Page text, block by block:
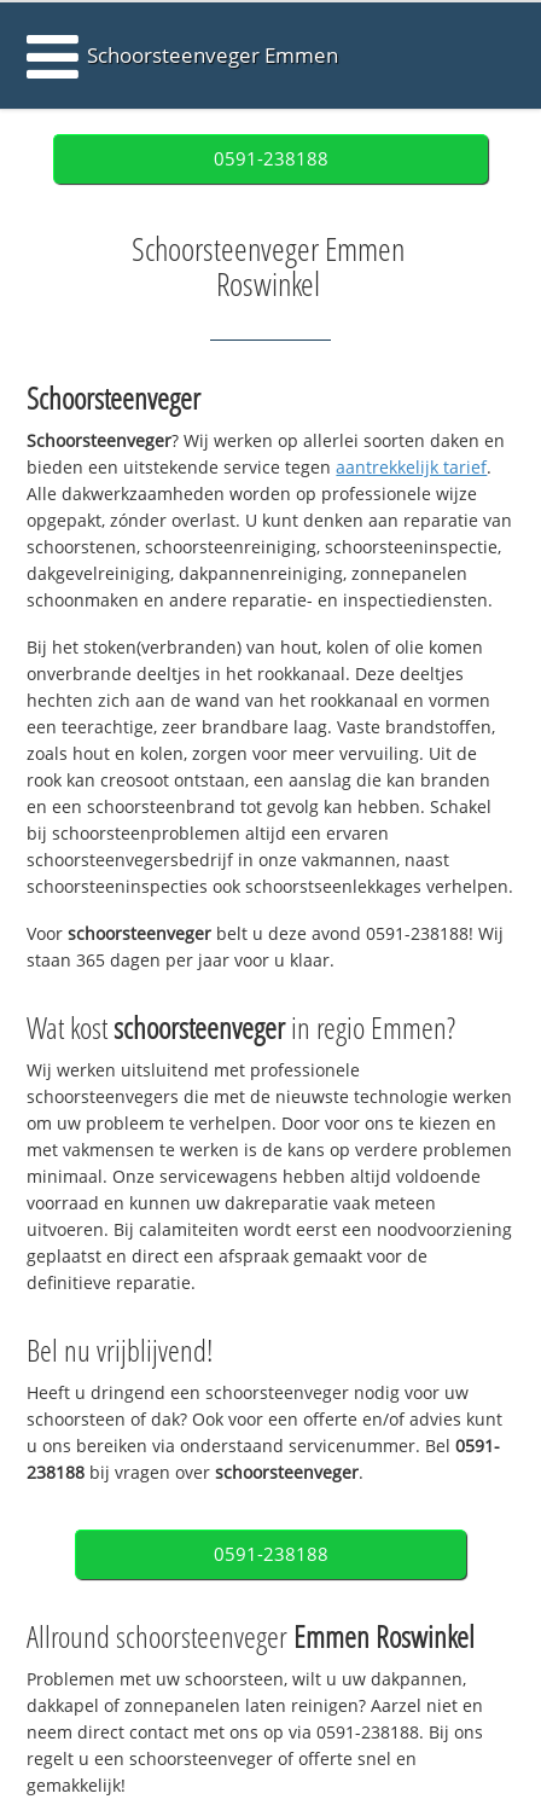
Schoorsteenveger Emmen
0591-238188
Schoorsteenveger Emmen
Roswinkel
Schoorsteenveger
Schoorsteenveger? Wij werken op allerlei soorten daken en
bieden een uitstekende service tegenaantrekkelijk tarief.
Alle dakwerkzaamheden worden op professionele wijze
opgepakt, zónder overlast. U kunt denken aan reparatie van
schoorstenen, schoorsteenreiniging, schoorsteeninspectie,
dakgevelreiniging, dakpannenreiniging, zonnepanelen
schoonmaken en andere reparatie- en inspectiediensten.
Bij het stoken(verbranden) van hout, kolen of olie komen
onverbrande deeltjes in het rookkanaal. Deze deeltjes
hechten zich aan de wand van het rookkanaal en vormen
een teerachtige, zeer brandbare laag. Vaste brandstoffen,
zoals hout en kolen, zorgen voor meer vervuiling. Uit de
rook kan creosoot ontstaan, een aanslag die kan branden
en een schoorsteenbrand tot gevolg kan hebben. Schakel
bij schoorsteenproblemen altijd een ervaren
schoorsteenvegersbedrijf in onze vakmannen, naast
schoorsteeninspecties ook schoorstseenlekkages verhelpen.
Voorschoorsteenveger belt u deze avond 0591-238188! Wij
staan 365 dagen per jaar voor u klaar.
Wat kostschoorsteenvegerin regio Emmen?
Wij werken uitsluitend met professionele
schoorsteenvegers die met de nieuwste technologie werken
om uw probleem te verhelpen. Door voor ons te kiezen en
met vakmensen te werken is de kans op verdere problemen
minimaal. Onze servicewagens hebben altijd voldoende
voorraad en kunnen uw dakreparatie vaak meteen
uitvoeren. Bij calamiteiten wordt eerst een noodvoorziening
geplaatst en direct een afspraak gemaakt voor de
definitieve reparatie.
Bel nu vrijblijvend!
Heeft u dringend een schoorsteenveger nodig voor uw
schoorsteen of dak? Ook voor een offerte en/of advies kunt
u ons bereiken via onderstaand servicenummer. Bel0591-
238188 bij vragen overschoorsteenveger.
0591-238188
Allround schoorsteenveger Emmen Roswinkel
Problemen met uw schoorsteen, wilt u uw dakpannen,
dakkapel of zonnepanelen laten reinigen? Aarzel niet en
neem direct contact met ons op via 0591-238188. Bij ons
regelt u een schoorsteenveger of offerte snel en
gemakkelijk!